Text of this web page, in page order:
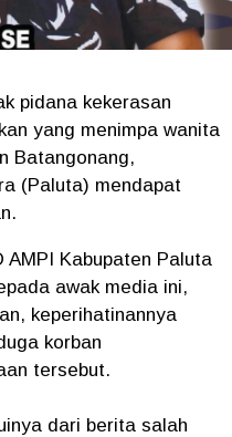
pidana kekerasan
yang menimpa wanita
Batangonang,
(Paluta) mendapat
Kabupaten Paluta
awak media ini,
keperihatinannya
korban
tersebut.
dari berita salah